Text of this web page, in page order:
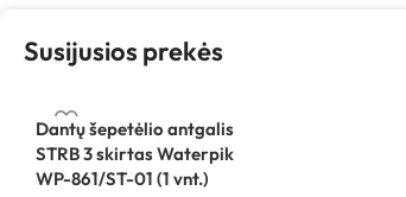
Susijusios prekės
Dantų šepetėlio antgalis
STRB 3 skirtas Waterpik
WP-861/ST-01 (1 vnt.)